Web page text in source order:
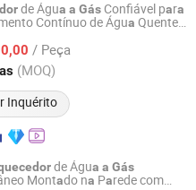
de Água a Gás Confiável para
Contínuo de Água Quente
/ Peça
(MOQ)
Inquérito
Co., Ltd.
Desde 2025
de Água a Gás
Montado na Parede com